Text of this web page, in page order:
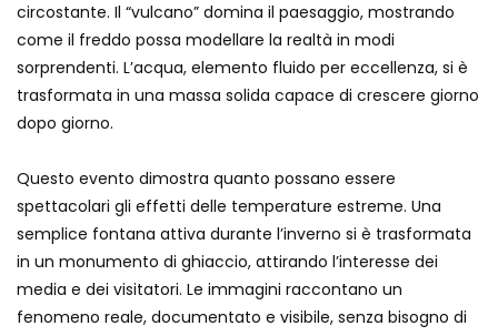
Auto si schianta, il guidatore vola dal
viadotto
Tentano di salvarla dalla seggiovia, ma
il piano fallisce
circostante. Il “vulcano” domina il paesaggio, mostrando
come il freddo possa modellare la realtà in modi
sorprendenti. L’acqua, elemento fluido per eccellenza, si è
trasformata in una massa solida capace di crescere giorno
dopo giorno.
Questo evento dimostra quanto possano essere
spettacolari gli effetti delle temperature estreme. Una
semplice fontana attiva durante l’inverno si è trasformata
in un monumento di ghiaccio, attirando l’interesse dei
media e dei visitatori. Le immagini raccontano un
fenomeno reale, documentato e visibile, senza bisogno di